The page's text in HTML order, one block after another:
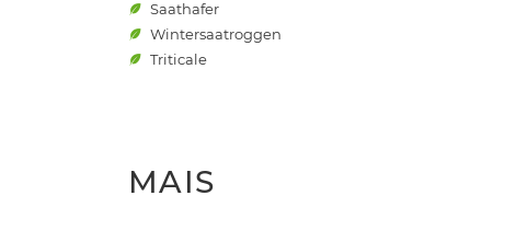
Saathafer
Wintersaatroggen
Triticale
MAIS